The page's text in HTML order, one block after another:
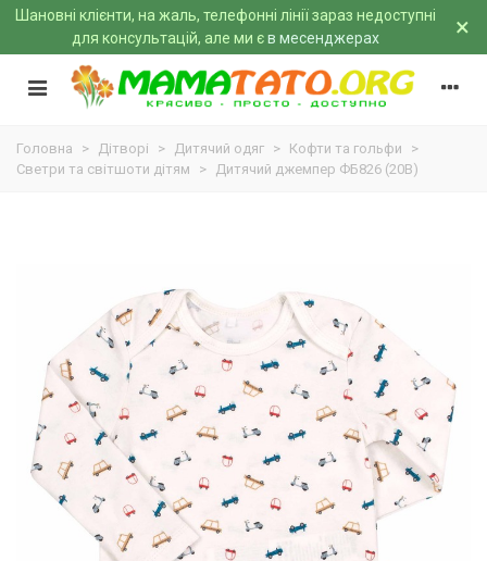
Шановні клієнти, на жаль, телефонні лінії зараз недоступні
для консультацій, але ми єв месенджерах ×
Головна > Дітворі > Дитячий одяг > Кофти та гольфи
>
Светри та світшоти дітям
> Дитячий джемпер ФБ826 (20B)